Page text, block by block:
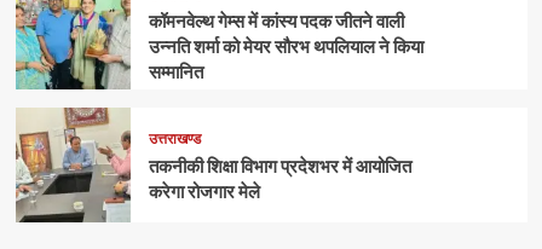
कॉमनवेल्थ गेम्स में कांस्य पदक जीतने वाली
उन्नति शर्मा को मेयर सौरभ थपलियाल ने किया
सम्मानित
उत्तराखण्ड
तकनीकी शिक्षा विभाग प्रदेशभर में आयोजित
करेगा रोजगार मेले